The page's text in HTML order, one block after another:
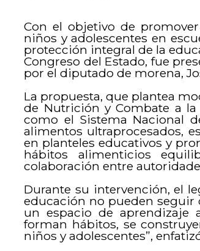
Con el objetivo de
niños y adolescentes en
protección integral de la
Congreso del Estado, fue
por el diputado de morena,
La propuesta, que plantea
de Nutrición y Combate a la
como el Sistema Nacional
alimentos ultraprocesados,
en planteles educativos y
hábitos alimenticios
colaboración entre
Durante su intervención, el
educación no pueden seguir
un espacio de aprendizaje
forman hábitos, se
niños y adolescentes”,